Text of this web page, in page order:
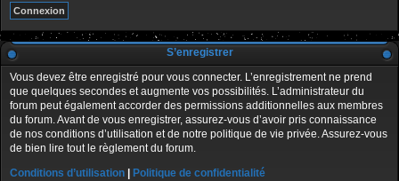
S’enregistrer
Vous devez être enregistré pour vous connecter. L’enregistrement ne prend
que quelques secondes et augmente vos possibilités. L’administrateur du
forum peut également accorder des permissions additionnelles aux membres
du forum. Avant de vous enregistrer, assurez-vous d’avoir pris connaissance
de nos conditions d’utilisation et de notre politique de vie privée. Assurez-vous
de bien lire tout le règlement du forum.
Conditions d’utilisation
Politique de confidentialité